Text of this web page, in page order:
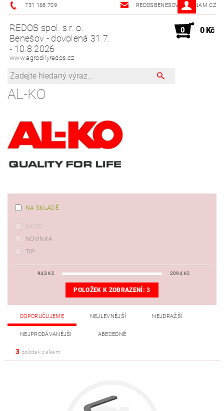
731 168 709 REDOSBENESOV@SEZNAM.CZ
REDOS spol. s r. o.
Benešov - dovolená 31.7.
- 10.8.2026
www.agrodilyredos.cz
0 0 Kč
AL-KO
NA SKLADĚ
AKCE
NOVINKA
TIP
943 Kč 2094Kč
POLOŽEK K ZOBRAZENÍ:3
DOPORUČUJEME NEJLEVNĚJŠÍ NEJDRAŽŠÍ
NEJPRODÁVANĚJŠÍ ABECEDNĚ
3 položek celkem